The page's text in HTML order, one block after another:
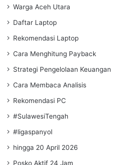
Warga Aceh Utara
Daftar Laptop
Rekomendasi Laptop
Cara Menghitung Payback
Strategi Pengelolaan Keuangan
Cara Membaca Analisis
Rekomendasi PC
#SulawesiTengah
#ligaspanyol
hingga 20 April 2026
Posko Aktif 24 Jam